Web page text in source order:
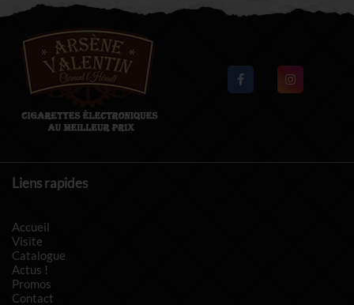
Liens rapides
Accueil
Visite
Catalogue
Actus !
Promos
Contact